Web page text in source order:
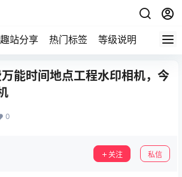
趣站分享 热门标签 等级说明 关于本
能时间地点工程水印相机，今
0
关注 私信